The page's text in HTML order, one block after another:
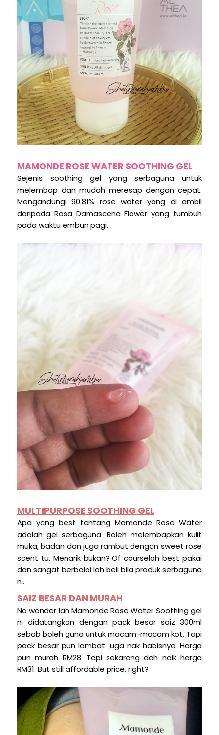
MAMONDE ROSE WATER SOOTHING GEL
Sejenis soothing gel yang serbaguna untuk
melembap dan mudah meresap dengan cepat.
Mengandungi 90.81% rose water yang di ambil
daripada Rosa Damascena Flower yang tumbuh
pada waktu embun pagi.
MULTIPURPOSE SOOTHING GEL
Apa yang best tentang Mamonde Rose Water
adalah gel serbaguna. Boleh melembapkan kulit
muka, badan dan juga rambut dengan sweet rose
scent tu. Menarik bukan? Of courselah best pakai
dan sangat berbaloi lah beli bila produk serbaguna
ni.
SAIZ BESAR DAN MURAH
No wonder lah Mamonde Rose Water Soothing gel
ni didatangkan dengan pack besar saiz 300ml
sebab boleh guna untuk macam-macam kot. Tapi
pack besar pun lambat juga nak habisnya. Harga
pun murah RM28. Tapi sekarang dah naik harga
RM31. But still affordable price, right?